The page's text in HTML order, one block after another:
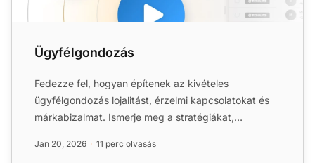
Ügyfélgondozás
Fedezze fel, hogyan építenek az kivételes
ügyfélgondozás lojalitást, érzelmi kapcsolatokat és
márkabizalmat. Ismerje meg a stratégiákat,
Jan 20, 2026 11 perc olvasás